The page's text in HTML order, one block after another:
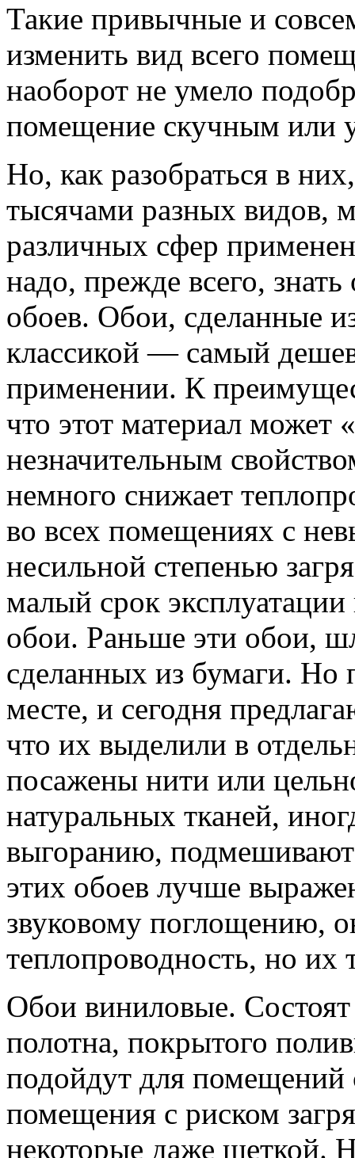
Такие привычные и
изменить вид всего
наоборот не умело
помещение скучным или
Но, как разобраться в
тысячами разных видов,
различных сфер
надо, прежде всего,
обоев. Обои, сделанные
классикой — самый
применении. К
что этот материал может
незначительным
немного снижает
во всех помещениях с
несильной степенью
малый срок
обои. Раньше эти обои,
сделанных из бумаги. Но
месте, и сегодня
что их выделили в
посажены нити или
натуральных тканей,
выгоранию, подмешивают
этих обоев лучше
звуковому поглощению,
теплопроводность, но их
Обои виниловые.
полотна, покрытого
подойдут для
помещения с риском
некоторые даже щеткой.